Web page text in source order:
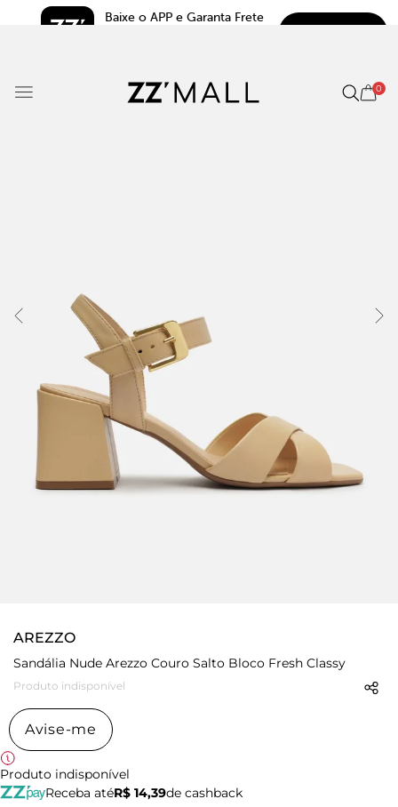
Baixe o APP e Garanta Frete
0
AREZZO
Sandália Nude Arezzo Couro Salto Bloco Fresh Classy
Produto indisponível
Avise-me
Produto indisponível
Receba atéR$ 14,39de cashback